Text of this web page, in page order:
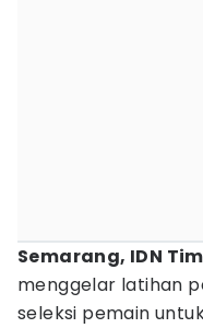
Semarang, IDN
menggelar latihan
seleksi pemain